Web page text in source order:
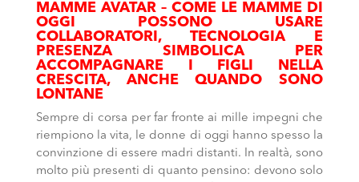
MAMME AVATAR – COME LE MAMME DI
OGGI POSSONO USARE
COLLABORATORI, TECNOLOGIA E
PRESENZA SIMBOLICA PER
ACCOMPAGNARE I FIGLI NELLA
CRESCITA, ANCHE QUANDO SONO
LONTANE
Sempre di corsa per far fronte ai mille impegni che
riempiono la vita, le donne di oggi hanno spesso la
convinzione di essere madri distanti. In realtà, sono
molto più presenti di quanto pensino: devono solo